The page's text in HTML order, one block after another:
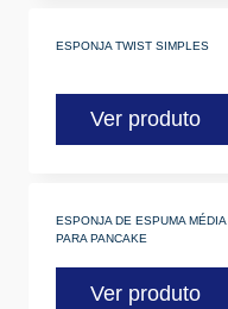
ESPONJA TWIST SIMPLES
Ver produto
ESPONJA DE ESPUMA MÉDIA
PARA PANCAKE
Ver produto